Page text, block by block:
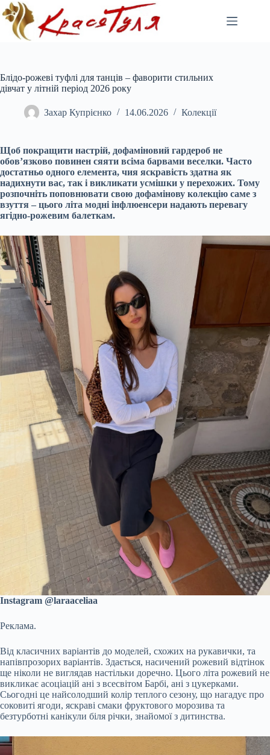
Перейти
до
вмісту
Блідо-рожеві туфлі для танців – фаворити стильних
дівчат у літній період 2026 року
Захар Купрієнко 14.06.2026 Колекції
Щоб покращити настрій, дофаміновий гардероб не
обов’язково повинен сяяти всіма барвами веселки. Часто
достатньо одного елемента, чия яскравість здатна як
надихнути вас, так і викликати усмішки у перехожих. Тому
розпочніть поповнювати свою дофамінову колекцію саме з
взуття – цього літа модні інфлюенсери надають перевагу
ягідно-рожевим балеткам.
Instagram @laraaceliaa
Реклама.
Від класичних варіантів до моделей, схожих на рукавички, та
напівпрозорих варіантів. Здається, насичений рожевий відтінок
ще ніколи не виглядав настільки доречно. Цього літа рожевий не
викликає асоціацій ані з всесвітом Барбі, ані з цукерками.
Сьогодні це найсолодший колір теплого сезону, що нагадує про
соковиті ягоди, яскраві смаки фруктового морозива та
безтурботні канікули біля річки, знайомої з дитинства.